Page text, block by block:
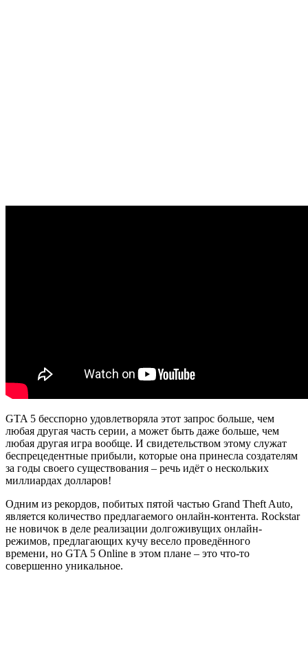
GTA 5 бесспорно удовлетворяла этот запрос больше, чем
любая другая часть серии, а может быть даже больше, чем
любая другая игра вообще. И свидетельством этому служат
беспрецедентные прибыли, которые она принесла создателям
за годы своего существования – речь идёт о нескольких
миллиардах долларов!
Одним из рекордов, побитых пятой частью Grand Theft Auto,
является количество предлагаемого онлайн-контента. Rockstar
не новичок в деле реализации долгоживущих онлайн-
режимов, предлагающих кучу весело проведённого
времени, но GTA 5 Online в этом плане – это что-то
совершенно уникальное.